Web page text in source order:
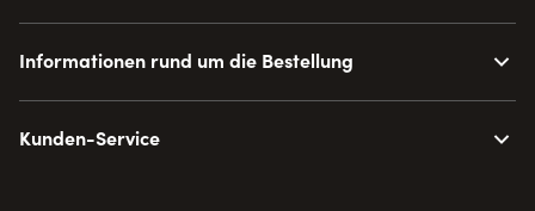
Informationen rund um die Bestellung
Kunden-Service